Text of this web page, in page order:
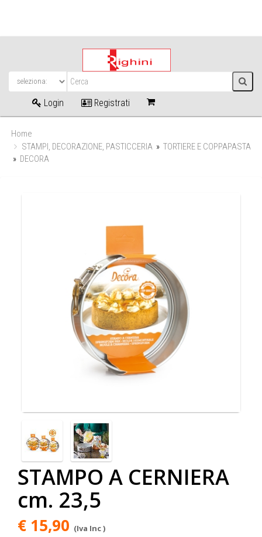
Login Registrati
Home
STAMPI, DECORAZIONE, PASTICCERIA » TORTIERE E COPPAPASTA
» DECORA
STAMPO A CERNIERA
cm. 23,5
€ 15,90 (Iva Inc )